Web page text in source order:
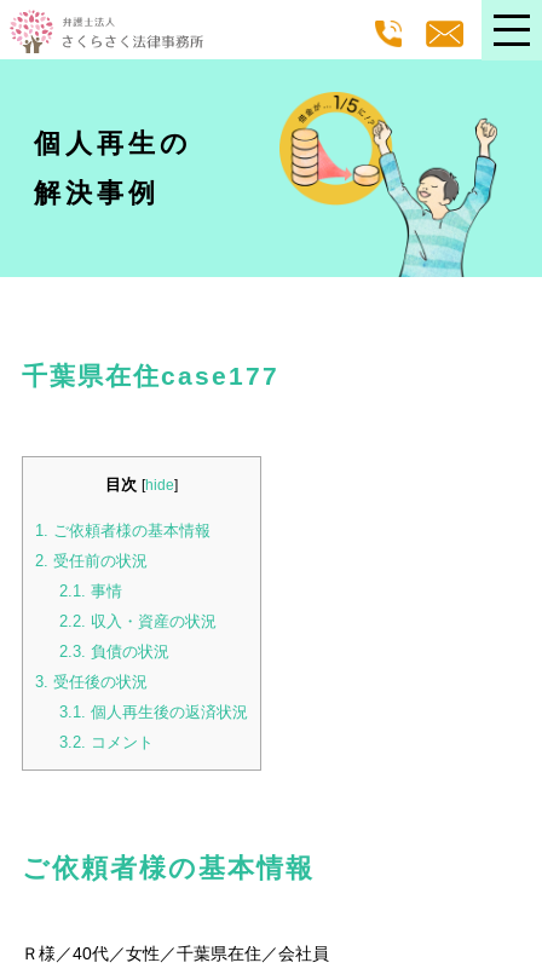
個人再生の
解決事例
千葉県在住case177
目次 [hide]
1. ご依頼者様の基本情報
2. 受任前の状況
2.1. 事情
2.2. 収入・資産の状況
2.3. 負債の状況
3. 受任後の状況
3.1. 個人再生後の返済状況
3.2. コメント
ご依頼者様の基本情報
Ｒ様／40代／女性／千葉県在住／会社員